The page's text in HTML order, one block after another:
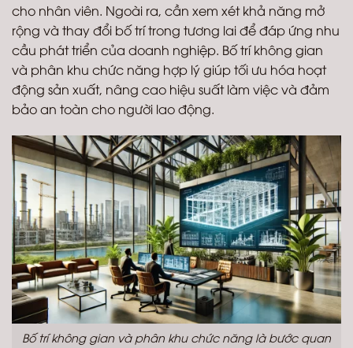
cho nhân viên. Ngoài ra, cần xem xét khả năng mở
rộng và thay đổi bố trí trong tương lai để đáp ứng nhu
cầu phát triển của doanh nghiệp. Bố trí không gian
và phân khu chức năng hợp lý giúp tối ưu hóa hoạt
động sản xuất, nâng cao hiệu suất làm việc và đảm
bảo an toàn cho người lao động.
Bố trí không gian và phân khu chức năng là bước quan